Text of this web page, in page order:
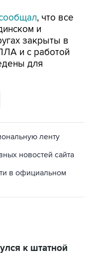
, что все
и
закрыты в
и с работой
для
ленту
новостей сайта
в официальном
к штатной